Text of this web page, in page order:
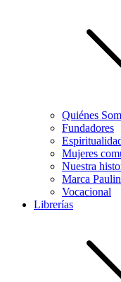
Quiénes
Fundadores
Mujeres
Nuestra
Marca
Vocacional
Librerías